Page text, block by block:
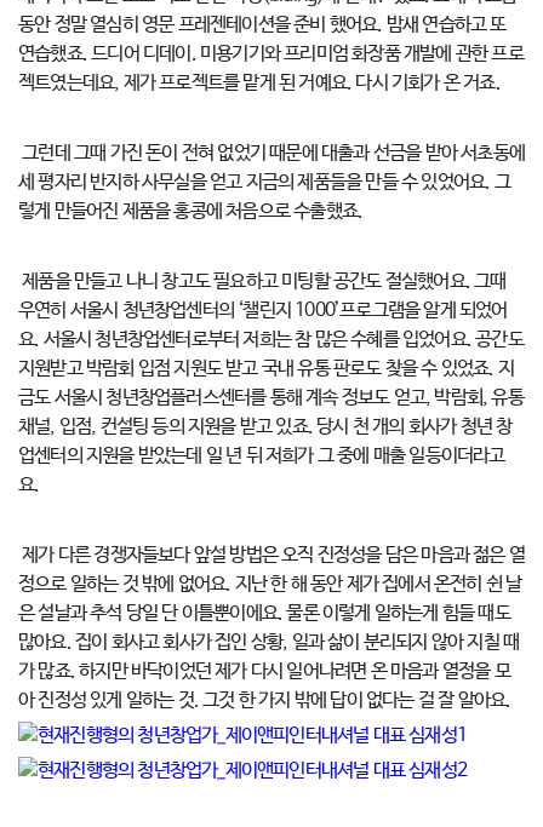
동안 정말 열심히 영문 프레젠테이션을 준비 했어요. 밤새 연습하고 또
연습했죠. 드디어 디데이. 미용기기와 프리미엄 화장품 개발에 관한 프로
젝트였는데요, 제가 프로젝트를 맡게 된 거예요. 다시 기회가 온 거죠.
그런데 그때 가진 돈이 전혀 없었기 때문에 대출과 선금을 받아 서초동에
세 평자리 반지하 사무실을 얻고 지금의 제품들을 만들 수 있었어요. 그
렇게 만들어진 제품을 홍콩에 처음으로 수출했죠.
제품을 만들고 나니 창고도 필요하고 미팅할 공간도 절실했어요. 그때
우연히 서울시 청년창업센터의 ‘챌린지 1000’프로그램을 알게 되었어
요. 서울시 청년창업센터로부터 저희는 참 많은 수혜를 입었어요. 공간도
지원받고 박람회 입점 지원도 받고 국내 유통 판로도 찾을 수 있었죠. 지
금도 서울시 청년창업플러스센터를 통해 계속 정보도 얻고, 박람회, 유통
채널, 입점, 컨설팅 등의 지원을 받고 있죠. 당시 천 개의 회사가 청년 창
업센터의 지원을 받았는데 일 년 뒤 저희가 그 중에 매출 일등이더라고
요.
제가 다른 경쟁자들보다 앞설 방법은 오직 진정성을 담은 마음과 젊은 열
정으로 일하는 것 밖에 없어요. 지난 한 해 동안 제가 집에서 온전히 쉰 날
은 설날과 추석 당일 단 이틀뿐이에요. 물론 이렇게 일하는게 힘들 때도
많아요. 집이 회사고 회사가 집인 상황, 일과 삶이 분리되지 않아 지칠 때
가 많죠. 하지만 바닥이었던 제가 다시 일어나려면 온 마음과 열정을 모
아 진정성 있게 일하는 것. 그것 한 가지 밖에 답이 없다는 걸 잘 알아요.